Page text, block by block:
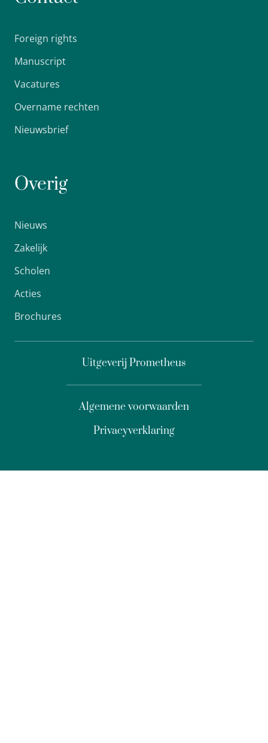
Foreign rights
Manuscript
Vacatures
Overname rechten
Nieuwsbrief
Overig
Nieuws
Zakelijk
Scholen
Acties
Brochures
Uitgeverij Prometheus
Privacyverklaring
Algemene voorwaarden